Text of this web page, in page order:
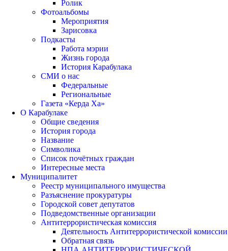
Ролик
Фотоальбомы
Мероприятия
Зарисовка
Подкасты
Работа мэрии
Жизнь города
История Карабулака
СМИ о нас
Федеральные
Региональные
Газета «Керда Ха»
О Карабулаке
Общие сведения
История города
Название
Символика
Список почётных граждан
Интересные места
Муниципалитет
Реестр муниципального имущества
Разъяснение прокуратуры
Городской совет депутатов
Подведомственные организации
Антитеррористическая комиссия
Деятельность Антитеррористической комиссии
Обратная связь